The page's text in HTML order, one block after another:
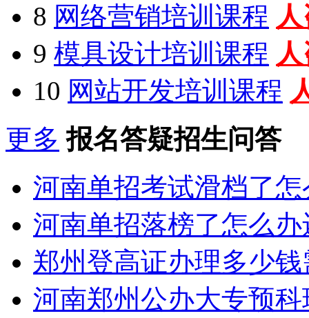
8 网络营销培训课程
9 模具设计培训课程
10 网站开发培训课程
更多 报名答疑招生问答
河南单招考试滑档了
河南单招落榜了怎么
郑州登高证办理多少
河南郑州公办大专预